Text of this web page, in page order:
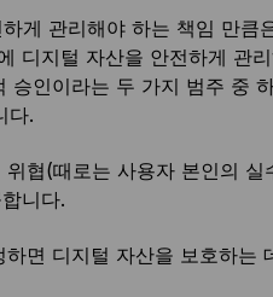
게 관리해야 하는 책임 만큼
디지털 자산을 안전하게 관
인이라는 두 가지 범주 중
다.
협(때로는 사용자 본인의 실
니다.
면 디지털 자산을 보호하는